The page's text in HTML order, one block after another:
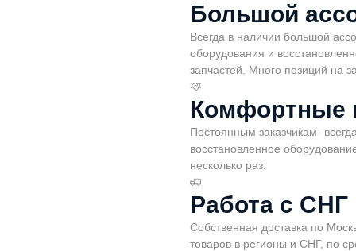
Большой
Всегда в наличии большой
оборудования и
запчастей. Много позиций на
Комфортные
Постоянным заказчикам-
восстановленное
несколько раз.
Работа с СНГ
Собственная доставка по
товаров в регионы и СНГ, по